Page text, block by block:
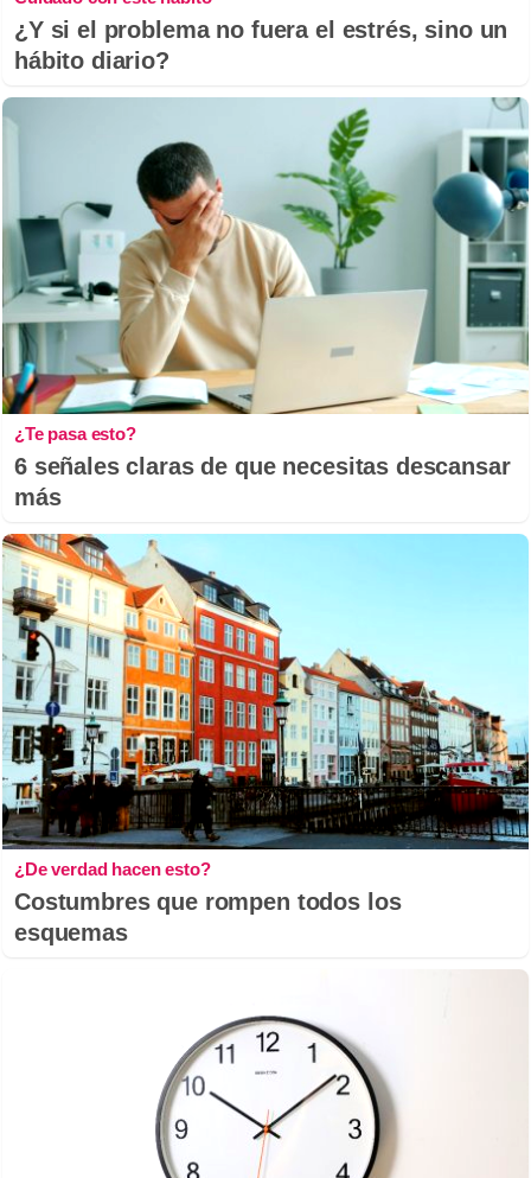
¿Y si el problema no fuera el estrés, sino un
hábito diario?
¿Te pasa esto?
6 señales claras de que necesitas descansar
más
¿De verdad hacen esto?
Costumbres que rompen todos los
esquemas